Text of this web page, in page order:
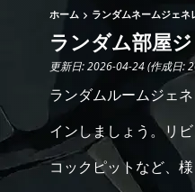
ホーム ランダムネームジェネ
ランダム部屋
更新日: 2026-04-24 (作成日:
ランダムルームジェ
インしましょう。リ
コックピットなど、